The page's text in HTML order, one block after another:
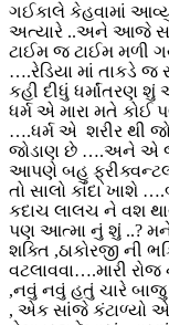
ગઈકાલે કેહવામાં
અત્યારે ..અને આજે
ટાઈમ જ ટાઈમ મળી
….રેડિયા માં તાકડે જ
કહી દીધું ધર્માંતરણ
ધર્મ એ મારા મતે
….ધર્મ એ શરીર થી
જોડાણ છે ….અને એ
આપણે બહુ
તો સાલો કાંદા ખાશે
કદાચ લાલચ ને વશ
પણ આત્મા નું શું ..? મને
શક્તિ ,ઠાકોરજી ની
વટલાવવા….મારી રોજ
,નવું નવું હતું ચારે બાજુ
, એક સાંજે કંટાળ્યો